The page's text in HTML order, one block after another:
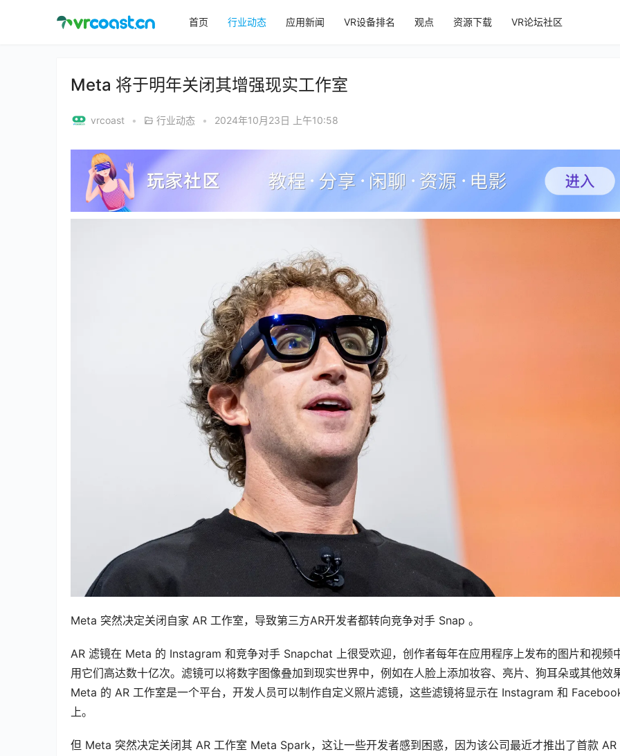
首页 行业动态 应用新闻 VR设备排名 观点 资源下载 VR论坛社区
Meta 将于明年关闭其增强现实工作室
vrcoast • 行业动态 • 2024年10月23日 上午10:58
Meta 突然决定关闭自家 AR 工作室，导致第三方AR开发者都转向竞争对手 Snap 。
AR 滤镜在 Meta 的 Instagram 和竞争对手 Snapchat 上很受欢迎，创作者每年在应用程序上发布的图片和视频
用它们高达数十亿次。滤镜可以将数字图像叠加到现实世界中，例如在人脸上添加妆容、亮片、狗耳朵或​​其他效果
Meta 的 AR 工作室是一个平台，开发人员可以制作自定义照片滤镜，这些滤镜将显示在 Instagram 和
上。
但 Meta 突然决定关闭其 AR 工作室 Meta Spark，这让一些开发者感到困惑，因为该公司最近才推出了首款 AR